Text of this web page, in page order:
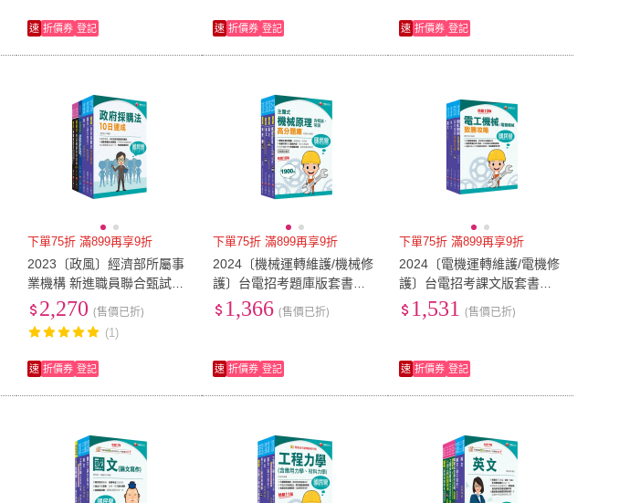
速 折價券 登記 速 折價券 登記 速 折價券 登記
下單75折 滿899再享9折
2023〔政風〕經濟部所屬事
業機構 新進職員聯合甄試課
文版套書
2,270 (售價已折)
(1)
速 折價券 登記
下單75折 滿899再享9折
2024〔機械運轉維護/機械修
護〕台電招考題庫版套書：
收錄完整必讀關鍵題型
1,366 (售價已折)
速 折價券 登記
下單75折 滿899再享9折
2024〔電機運轉維護/電機修
護〕台電招考課文版套書：
最省時間建立考科知識與解
題能力
1,531 (售價已折)
速 折價券 登記